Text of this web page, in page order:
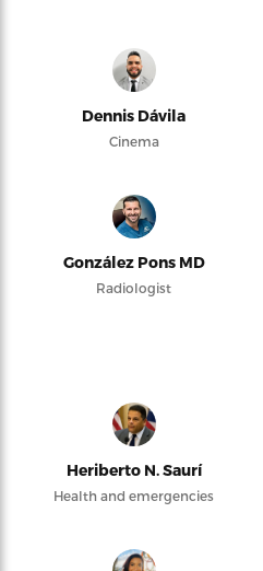
Dennis Dávila
Cinema
González Pons MD
Radiologist
Heriberto N. Saurí
Health and emergencies